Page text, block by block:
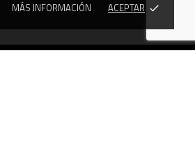
MÁS INFORMACIÓN ACEPTAR done